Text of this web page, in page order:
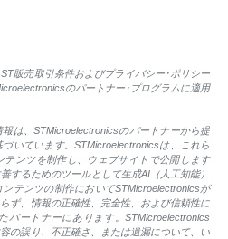
販売取引条件およびプライバシー･ポリシー
のパートナー･プログラムに適用
は、STMicroelectronicsのパートナーから提
いています。STMicroelectronicsは、これら
テンツを制作し、ウェブサイトで公開します
するためのツールとして生成AI（人工知能）
テンツの制作においてSTMicroelectronicsが
ず、情報の正確性、完全性、および信頼性に
パートナーにあります。STMicroelectronics
の誤り、不正確さ、または遺漏について、い